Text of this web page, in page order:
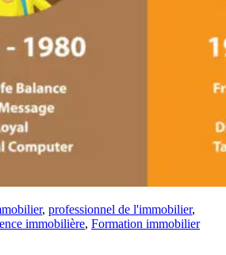
, professionnel de l'immobilier,
immobilière, Formation immobilier